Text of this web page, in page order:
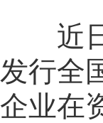
近日
发行全
企业在